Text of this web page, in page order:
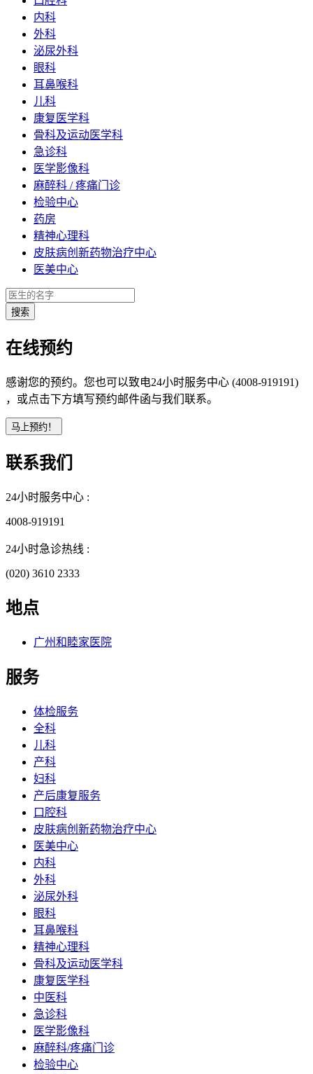
内科
外科
泌尿外科
眼科
耳鼻喉科
儿科
康复医学科
骨科及运动医学科
急诊科
医学影像科
麻醉科 / 疼痛门诊
检验中心
药房
精神心理科
皮肤病创新药物治疗中心
医美中心
在线预约
感谢您的预约。您也可以致电24小时服务中心 (4008-919191)
，或点击下方填写预约邮件函与我们联系。
联系我们
24小时服务中心 :
4008-919191
24小时急诊热线 :
(020) 3610 2333
地点
广州和睦家医院
服务
体检服务
全科
儿科
产科
妇科
产后康复服务
口腔科
皮肤病创新药物治疗中心
医美中心
内科
外科
泌尿外科
眼科
耳鼻喉科
精神心理科
骨科及运动医学科
康复医学科
中医科
急诊科
医学影像科
麻醉科/疼痛门诊
检验中心